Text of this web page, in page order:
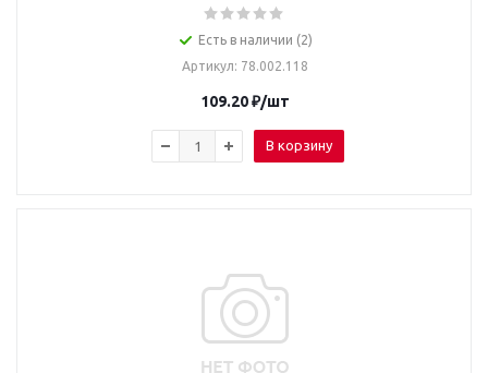
Есть в наличии (2)
Артикул: 78.002.118
109.20₽/шт
В корзину